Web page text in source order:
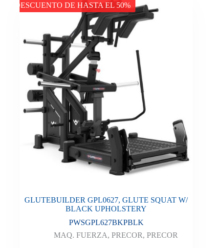
DESCUENTO DE HASTA EL 50%
GLUTEBUILDER GPL0627, GLUTE SQUAT W/
BLACK UPHOLSTERY
PWSGPL627BKPBLK
MAQ. FUERZA,PRECOR,PRECOR